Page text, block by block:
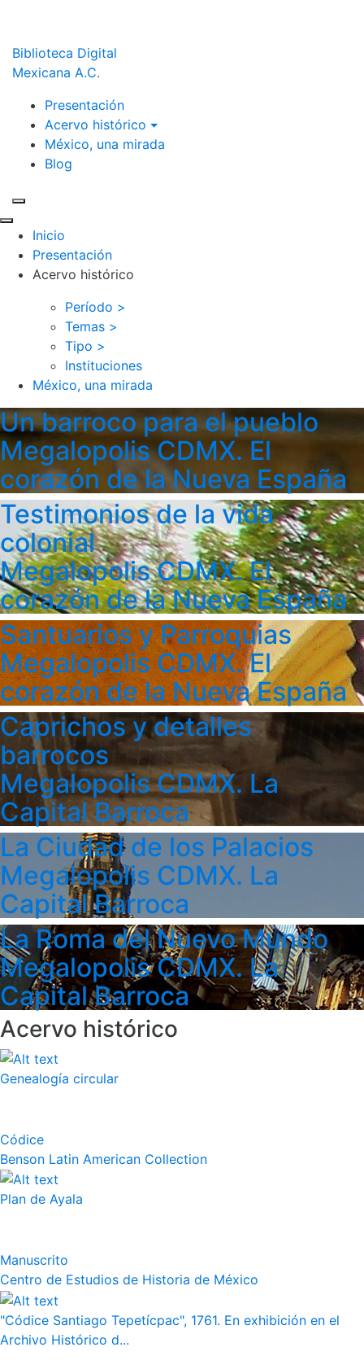
Biblioteca Digital
Mexicana A.C.
Presentación
Acervo histórico
México, una mirada
Blog
Inicio
Presentación
Acervo histórico
Período >
Temas >
Tipo >
Instituciones
México, una mirada
Un barroco para el pueblo
Megalopolis CDMX. El
corazón de la Nueva España
Testimonios de la vida
colonial
Megalopolis CDMX. El
corazón de la Nueva España
Santuarios y Parroquias
Megalopolis CDMX. El
corazón de la Nueva España
Caprichos y detalles
barrocos
Megalopolis CDMX. La
Capital Barroca
La Ciudad de los Palacios
Megalopolis CDMX. La
Capital Barroca
La Roma del Nuevo Mundo
Megalopolis CDMX. La
Capital Barroca
Acervo histórico
Genealogía circular
Códice
Benson Latin American Collection
Plan de Ayala
Manuscrito
Centro de Estudios de Historia de México
"Códice Santiago Tepetícpac", 1761. En exhibición en el
Archivo Histórico d...